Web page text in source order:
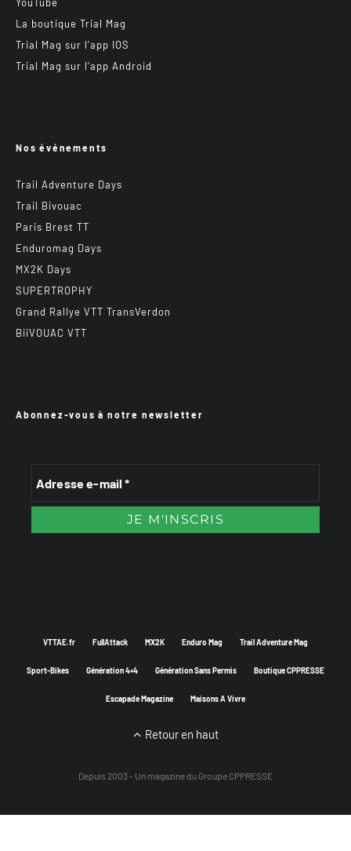
YouTube
La boutique Trial Mag
Trial Mag sur l’app IOS
Trial Mag sur l’app Android
Nos événements
Trail Adventure Days
Trail Bivouac
Paris Brest TT
Enduromag Days
MX2K Days
SUPERTROPHY
Grand Rallye VTT TransVerdon
BiiVOUAC VTT
Abonnez-vous à notre newsletter
VTTAE.fr FullAttack MX2K Enduro Mag Trail Adventure Mag
Sport-Bikes Génération 4×4 Génération Sans Permis Boutique CPPRESSE
Escapade Magazine Maisons A Vivre
Retour en haut
Depuis 2003 - Un magazine du Groupe CPPRESSE